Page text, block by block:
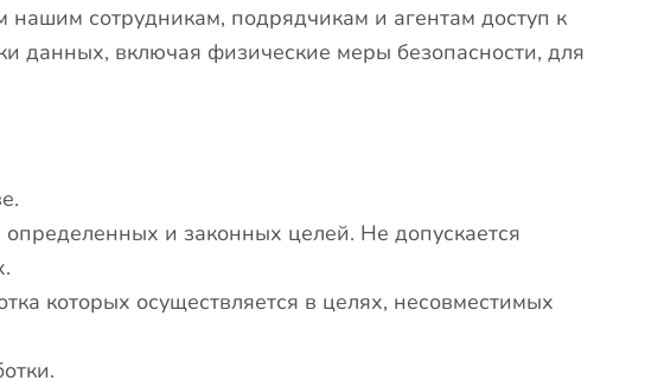
сотрудникам, подрядчикам и агентам доступ к
данных, включая физические меры безопасности, для
и законных целей. Не допускается
которых осуществляется в целях, несовместимых